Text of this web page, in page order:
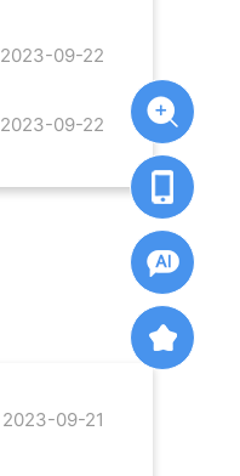
2023-09-22
2023-09-22
2023-09-21